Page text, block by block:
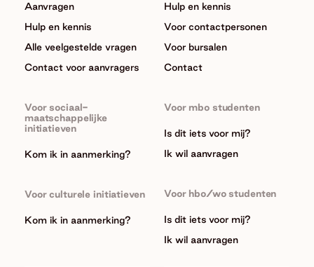
Aanvragen
Hulp en kennis
Alle veelgestelde vragen
Contact voor aanvragers
Voor sociaal-
maatschappelijke
initiatieven
Kom ik in aanmerking?
Voor culturele initiatieven
Kom ik in aanmerking?
Hulp en kennis
Voor contactpersonen
Voor bursalen
Contact
Voor mbo studenten
Is dit iets voor mij?
Ik wil aanvragen
Voor hbo/wo studenten
Is dit iets voor mij?
Ik wil aanvragen